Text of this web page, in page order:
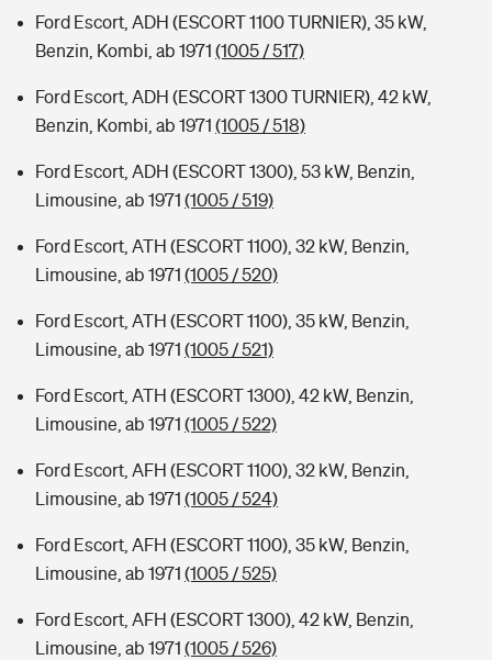
Ford Escort, ADH (ESCORT 1100 TURNIER), 35 kW,
Benzin, Kombi, ab 1971 (1005 / 517)
Ford Escort, ADH (ESCORT 1300 TURNIER), 42 kW,
Benzin, Kombi, ab 1971 (1005 / 518)
Ford Escort, ADH (ESCORT 1300), 53 kW, Benzin,
Limousine, ab 1971 (1005 / 519)
Ford Escort, ATH (ESCORT 1100), 32 kW, Benzin,
Limousine, ab 1971 (1005 / 520)
Ford Escort, ATH (ESCORT 1100), 35 kW, Benzin,
Limousine, ab 1971 (1005 / 521)
Ford Escort, ATH (ESCORT 1300), 42 kW, Benzin,
Limousine, ab 1971 (1005 / 522)
Ford Escort, AFH (ESCORT 1100), 32 kW, Benzin,
Limousine, ab 1971 (1005 / 524)
Ford Escort, AFH (ESCORT 1100), 35 kW, Benzin,
Limousine, ab 1971 (1005 / 525)
Ford Escort, AFH (ESCORT 1300), 42 kW, Benzin,
Limousine, ab 1971 (1005 / 526)